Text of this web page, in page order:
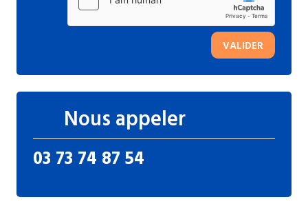
VALIDER
Nous appeler
03 73 74 87 54